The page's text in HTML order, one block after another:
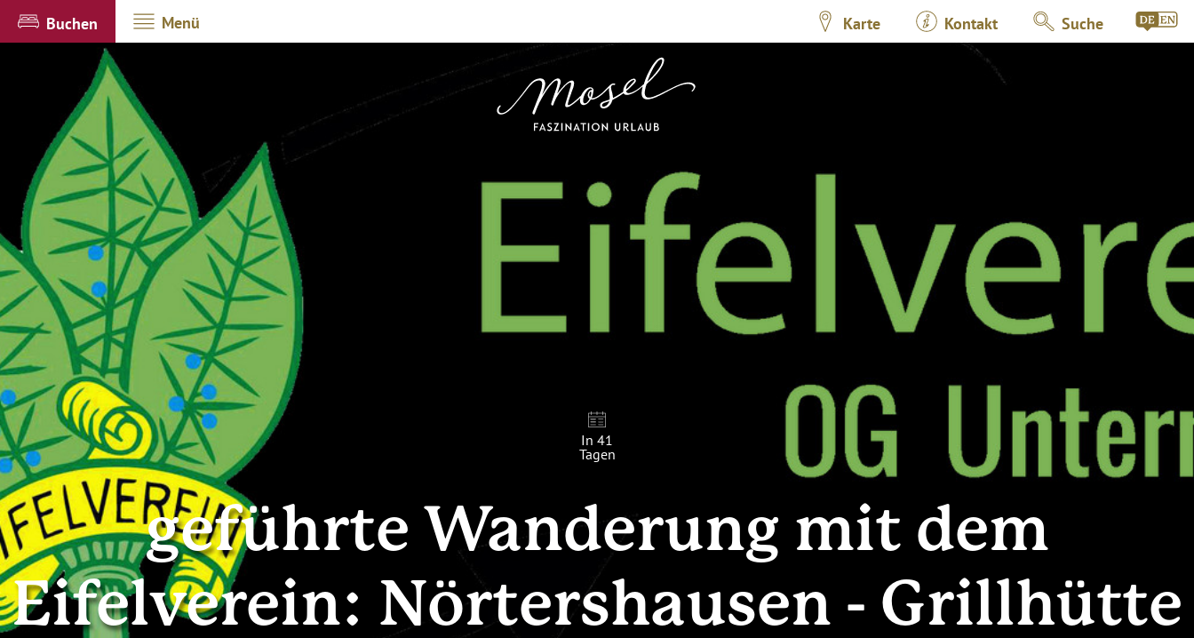
Buchen Menü Karte Kontakt Suche
In 41
Tagen
geführte Wanderung mit dem
Eifelverein: Nörtershausen - Grillhütte